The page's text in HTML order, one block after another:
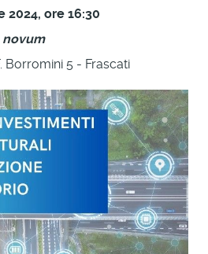
2024, ore 16:30
novum
Borromini 5 - Frascati